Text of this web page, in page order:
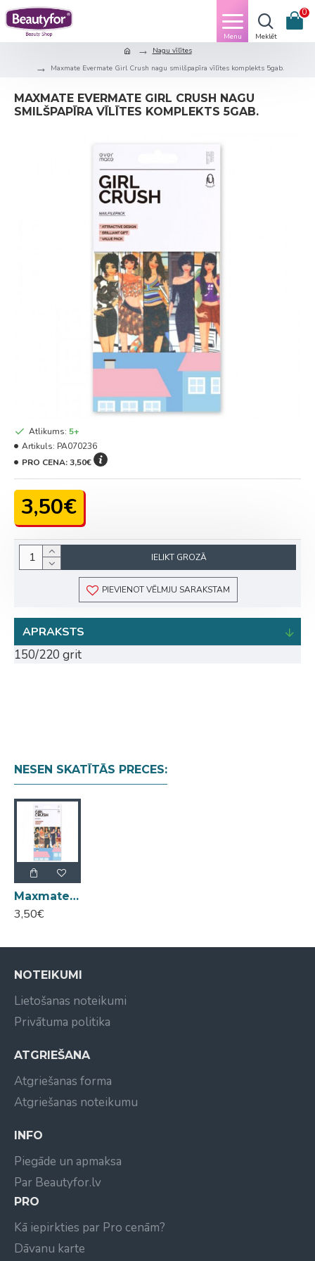
0
Nagu vīlītes
Maxmate Evermate Girl Crush nagu smilšpapīra vīlītes komplekts 5gab.
MAXMATE EVERMATE GIRL CRUSH NAGU
SMILŠPAPĪRA VĪLĪTES KOMPLEKTS 5GAB.
3,50€
Atlikums: 5+
Artikuls: PA070236
PRO CENA:3,50€
IELIKT GROZĀ
PIEVIENOT VĒLMJU SARAKSTAM
APRAKSTS
150/220 grit
NESEN SKATĪTĀS PRECES:
Maxmate Evermate Girl Crush nagu smilšpapīra vīlītes komplekts 5gab.
3,50€
NOTEIKUMI
Lietošanas noteikumi
Privātuma politika
ATGRIEŠANA
Atgriešanas forma
Atgriešanas noteikumu
INFO
Piegāde un apmaksa
Par Beautyfor.lv
PRO
Kā iepirkties par Pro cenām?
Dāvanu karte